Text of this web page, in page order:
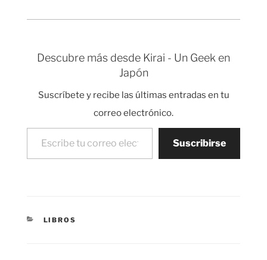
mismo…
nombre…
y ambientación
en muchas ocasiones
pesadito de leer y…
Descubre más desde Kirai - Un Geek en
Japón
Suscríbete y recibe las últimas entradas en tu
correo electrónico.
Escribe tu correo electrónico…
Suscribirse
CATEGORÍAS
LIBROS